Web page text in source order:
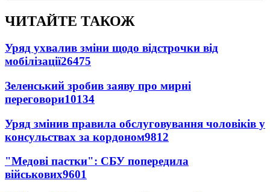
ЧИТАЙТЕ ТАКОЖ
Уряд ухвалив зміни щодо відстрочки від
мобілізації26475
Зеленський зробив заяву про мирні
переговори10134
Уряд змінив правила обслуговування чоловіків у
консульствах за кордоном9812
"Медові пастки": СБУ попередила
військових9601